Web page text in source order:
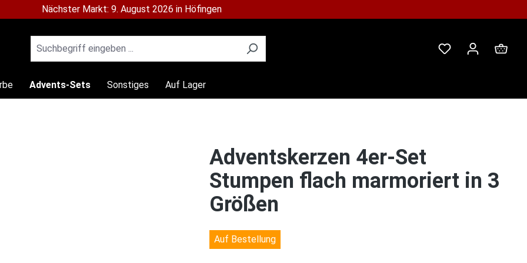
Nächster Markt: 9. August 2026 in Höfingen
Advents-Sets Sonstiges Auf Lager
Adventskerzen 4er-Set
Stumpen flach marmoriert in 3
Größen
Auf Bestellung